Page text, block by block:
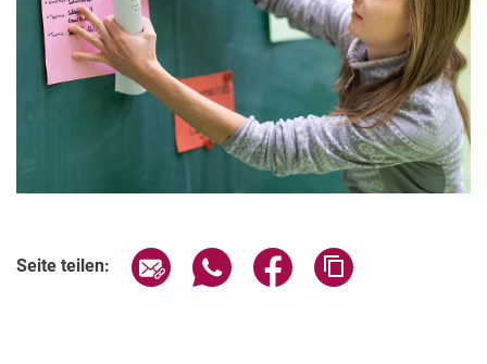
Seite teilen: Seite über E-Mail teilen
Seite über WhatsApp teilen
Seite über Facebook